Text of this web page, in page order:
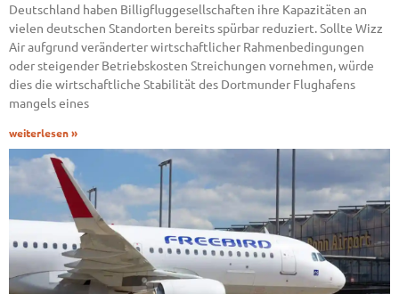
Deutschland haben Billigfluggesellschaften ihre Kapazitäten an
vielen deutschen Standorten bereits spürbar reduziert. Sollte Wizz
Air aufgrund veränderter wirtschaftlicher Rahmenbedingungen
oder steigender Betriebskosten Streichungen vornehmen, würde
dies die wirtschaftliche Stabilität des Dortmunder Flughafens
mangels eines
weiterlesen »